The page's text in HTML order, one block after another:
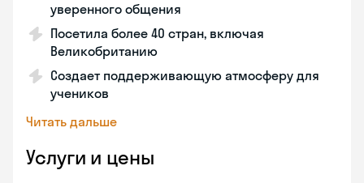
уверенного общения
Посетила более 40 стран, включая
Великобританию
Создает поддерживающую атмосферу для
учеников
Читать дальше
Услуги и цены